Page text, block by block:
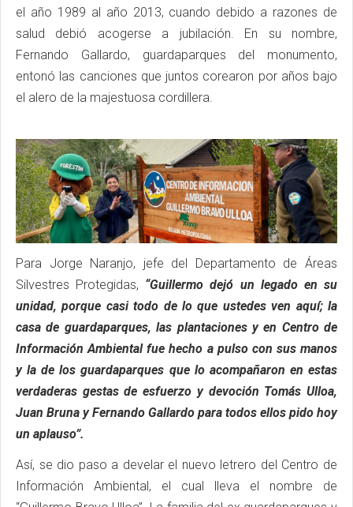
el año 1989 al año 2013, cuando debido a razones de
salud debió acogerse a jubilación. En su nombre,
Fernando Gallardo, guardaparques del monumento,
entonó las canciones que juntos corearon por años bajo
el alero de la majestuosa cordillera.
Para Jorge Naranjo, jefe del Departamento de Áreas
Silvestres Protegidas, “Guillermo dejó un legado en su
unidad, porque casi todo de lo que ustedes ven aquí; la
casa de guardaparques, las plantaciones y en Centro de
Información Ambiental fue hecho a pulso con sus manos
y la de los guardaparques que lo acompañaron en estas
verdaderas gestas de esfuerzo y devoción Tomás Ulloa,
Juan Bruna y Fernando Gallardo para todos ellos pido hoy
un aplauso”.
Así, se dio paso a develar el nuevo letrero del Centro de
Información Ambiental, el cual lleva el nombre de